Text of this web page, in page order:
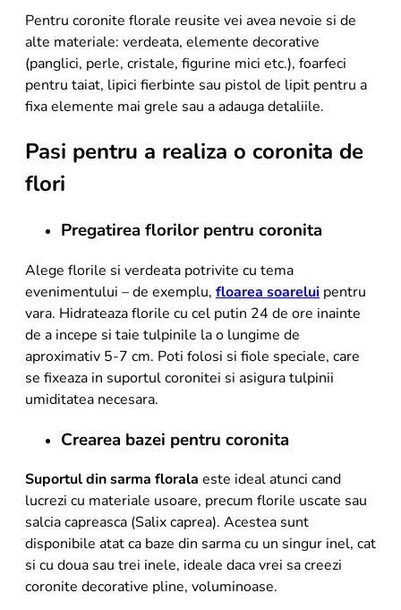
Pentru coronite florale reusite vei avea nevoie si de
alte materiale: verdeata, elemente decorative
(panglici, perle, cristale, figurine mici etc.), foarfeci
pentru taiat, lipici fierbinte sau pistol de lipit pentru a
fixa elemente mai grele sau a adauga detaliile.
Pasi pentru a realiza o coronita de
flori
Pregatirea florilor pentru coronita
Alege florile si verdeata potrivite cu tema
evenimentului – de exemplu, floarea soarelui pentru
vara. Hidrateaza florile cu cel putin 24 de ore inainte
de a incepe si taie tulpinile la o lungime de
aproximativ 5-7 cm. Poti folosi si fiole speciale, care
se fixeaza in suportul coronitei si asigura tulpinii
umiditatea necesara.
Crearea bazei pentru coronita
Suportul dinsarma florala este ideal atunci cand
lucrezi cu materiale usoare, precum florile uscate sau
salcia capreasca (Salix caprea). Acestea sunt
disponibile atat ca baze din sarma cu un singur inel, cat
si cu doua sau trei inele, ideale daca vrei sa creezi
coronite decorative pline, voluminoase.